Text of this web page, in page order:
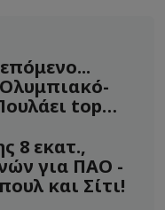
top
8 εκατ.,
για ΠΑΟ -
και Σίτι!